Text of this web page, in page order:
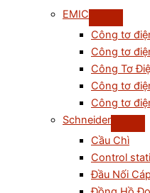
EMIC
Công tơ
Công tơ
Công Tơ
Công tơ
Công tơ
Schneider
Cầu Chì
Control
Đầu Nối Cáp